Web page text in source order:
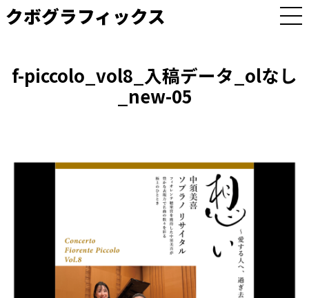
クボグラフィックス
M
E
f-piccolo_vol8_入稿データ_olなし
_new-05